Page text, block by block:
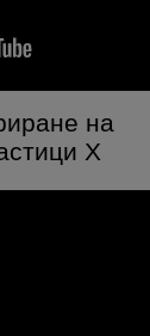
на
X